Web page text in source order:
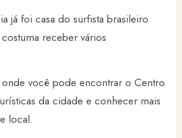
já foi casa do surfista brasileiro
receber vários
você pode encontrar o Centro
da cidade e conhecer mais
local.